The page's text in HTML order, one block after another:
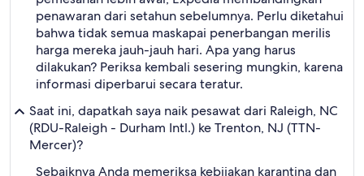
penawaran dari setahun sebelumnya. Perlu diketahui
bahwa tidak semua maskapai penerbangan merilis
harga mereka jauh-jauh hari. Apa yang harus
dilakukan? Periksa kembali sesering mungkin, karena
informasi diperbarui secara teratur.
Saat ini, dapatkah saya naik pesawat dari Raleigh, NC
(RDU-Raleigh - Durham Intl.) ke Trenton, NJ (TTN-
Mercer)?
Sebaiknya Anda memeriksa kebijakan karantina dan